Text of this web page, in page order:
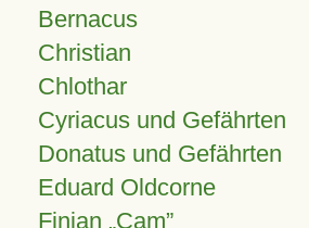
Bernacus
Christian
Chlothar
Cyriacus und Gefährten
Donatus und Gefährten
Eduard Oldcorne
Finian Cam